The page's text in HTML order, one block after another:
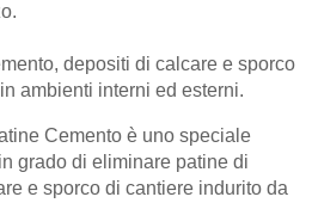
depositi di calcare e sporco
ambienti interni ed esterni.
Cemento è uno speciale
grado di eliminare patine di
e sporco di cantiere indurito da